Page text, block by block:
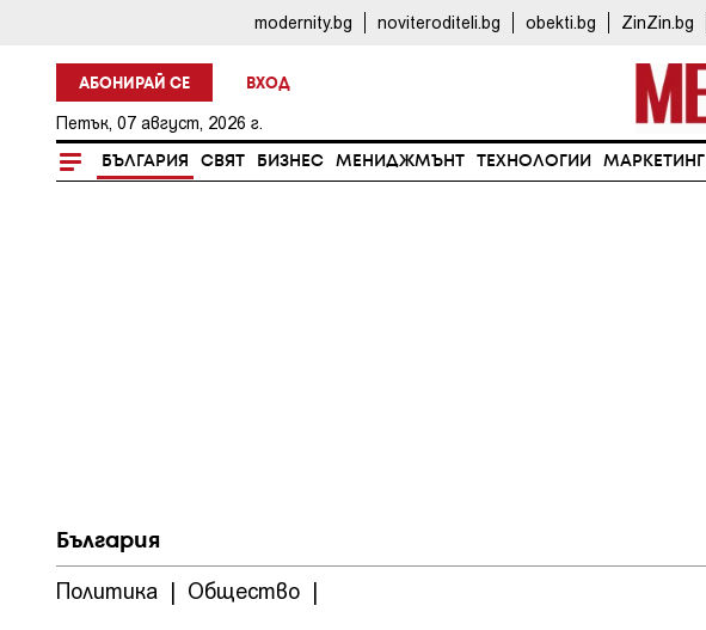
modernity.bg noviteroditeli.bg obekti.bg ZinZin.bg
АБОНИРАЙ СЕ ВХОД
Петък, 07 август, 2026 г.
БЪЛГАРИЯ СВЯТ БИЗНЕС МЕНИДЖМЪНТ ТЕХНОЛОГИИ МАРКЕТИНГ
България
Политика | Общество |